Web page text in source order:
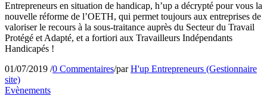
Entrepreneurs en situation de handicap, h’up a décrypté pour vous la
nouvelle réforme de l’OETH, qui permet toujours aux entreprises de
valoriser le recours à la sous-traitance auprès du Secteur du Travail
Protégé et Adapté, et a fortiori aux Travailleurs Indépendants
Handicapés !
01/07/2019 /0 Commentaires/parH'up Entrepreneurs (Gestionnaire
site)
Evènements